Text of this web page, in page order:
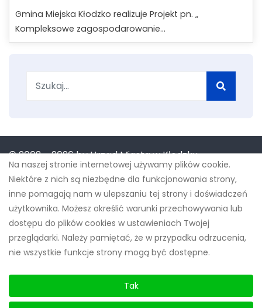
Gmina Miejska Kłodzko realizuje Projekt pn. „
Kompleksowe zagospodarowanie...
© 2008 -2026 by Urząd Miasta w Kłodzku
Projekt "Budowa innowacyjnych e-usług w Gminie
Miejskiej Kłodzko" współfinansowany przez Unię
Europejską ze środków Europejskiego Funduszu
Rozwoju Regionalnego w ramach Regionalnego
Programu Operacyjnego Województwa
Dolnośląskiego na lata 2014-2020 oraz budżetu
Na naszej stronie internetowej używamy plików cookie.
Niektóre z nich są niezbędne dla funkcjonowania strony,
inne pomagają nam w ulepszaniu tej strony i doświadczeń
użytkownika. Możesz określić warunki przechowywania lub
dostępu do plików cookies w ustawieniach Twojej
przeglądarki. Należy pamiętać, że w przypadku odrzucenia,
nie wszystkie funkcje strony mogą być dostępne.
Tak